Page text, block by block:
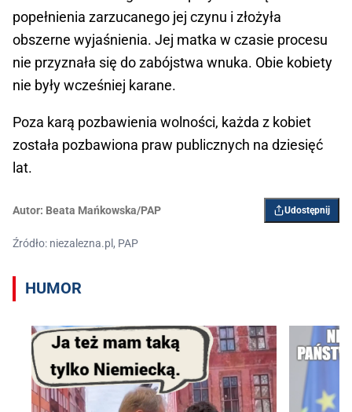
popełnienia zarzucanego jej czynu i złożyła
obszerne wyjaśnienia. Jej matka w czasie procesu
nie przyznała się do zabójstwa wnuka. Obie kobiety
nie były wcześniej karane.
Poza karą pozbawienia wolności, każda z kobiet
została pozbawiona praw publicznych na dziesięć
lat.
Autor: Beata Mańkowska/PAP Udostępnij
Źródło: niezalezna.pl, PAP
HUMOR